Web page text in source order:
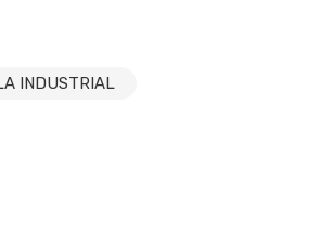
INDUSTRIAL